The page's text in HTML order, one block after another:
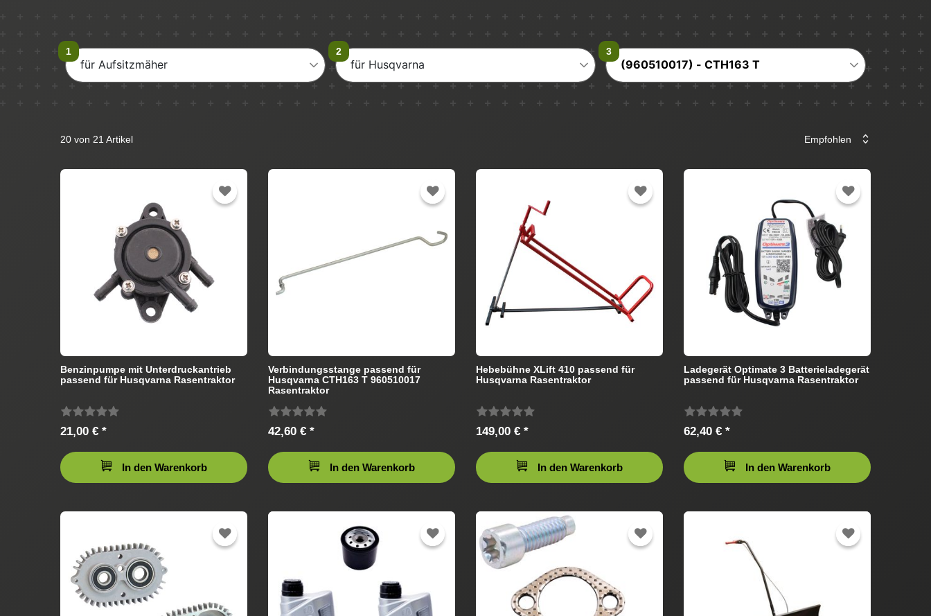
für Aufsitzmäher für Husqvarna (960510017) - CTH163 T
20 von 21 Artikel
Benzinpumpe mit Unterdruckantrieb
passend für Husqvarna Rasentraktor
21,00 € *
In den Warenkorb
Verbindungsstange passend für
Husqvarna CTH163 T 960510017
Rasentraktor
42,60 € *
In den Warenkorb
Hebebühne XLift 410 passend für
Husqvarna Rasentraktor
149,00 € *
In den Warenkorb
Ladegerät Optimate 3 Batterieladegerät
passend für Husqvarna Rasentraktor
62,40 € *
In den Warenkorb